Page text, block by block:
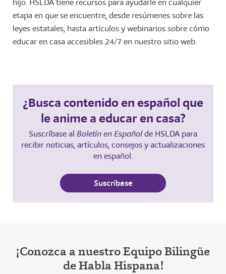
hijo. HSLDA tiene recursos para ayudarle en cualquier
etapa en que se encuentre, desde resúmenes sobre las
leyes estatales, hasta artículos y webinarios sobre cómo
educar en casa accesibles 24/7 en nuestro sitio web.
¿Busca contenido en español que
le anime a educar en casa?
Suscríbase al Boletín en Españolde HSLDA para
recibir noticias, artículos, consejos y actualizaciones
en español.
Suscríbase
¡Conozca a nuestro Equipo Bilingüe
de Habla Hispana!